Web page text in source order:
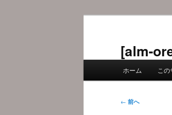
[alm-
ホーム この
投
← 前へ